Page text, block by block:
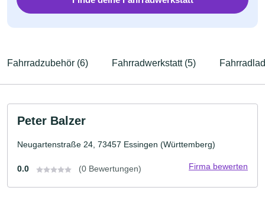
Fahrradzubehör (6) Fahrradwerkstatt (5)
Peter Balzer
Neugartenstraße 24, 73457 Essingen (Württemberg)
0.0 (0 Bewertungen) Firma bewerten